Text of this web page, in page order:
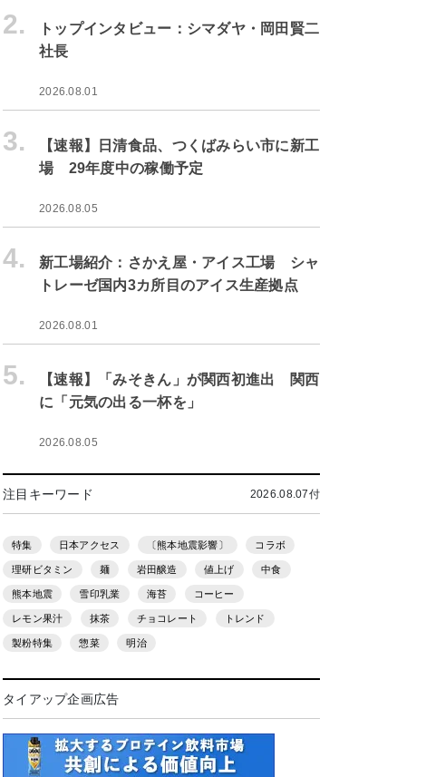
2.
トップインタビュー：シマダヤ・岡田賢二
社長
2026.08.01
3.
【速報】日清食品、つくばみらい市に新工
場 29年度中の稼働予定
2026.08.05
4.
新工場紹介：さかえ屋・アイス工場 シャ
トレーゼ国内3カ所目のアイス生産拠点
2026.08.01
5.
【速報】「みそきん」が関西初進出 関西
に「元気の出る一杯を」
2026.08.05
注目キーワード 2026.08.07付
特集 日本アクセス 〔熊本地震影響〕 コラボ
理研ビタミン 麺 岩田醸造 値上げ 中食
熊本地震 雪印乳業 海苔 コーヒー
レモン果汁 抹茶 チョコレート トレンド
製粉特集 惣菜 明治
タイアップ企画広告